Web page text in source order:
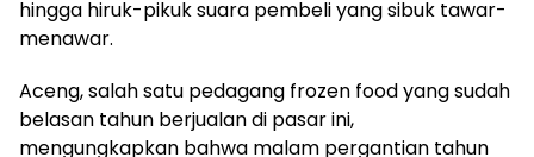
hingga hiruk-pikuk suara pembeli yang sibuk tawar-
menawar.
Aceng, salah satu pedagang frozen food yang sudah
belasan tahun berjualan di pasar ini,
mengungkapkan bahwa malam pergantian tahun